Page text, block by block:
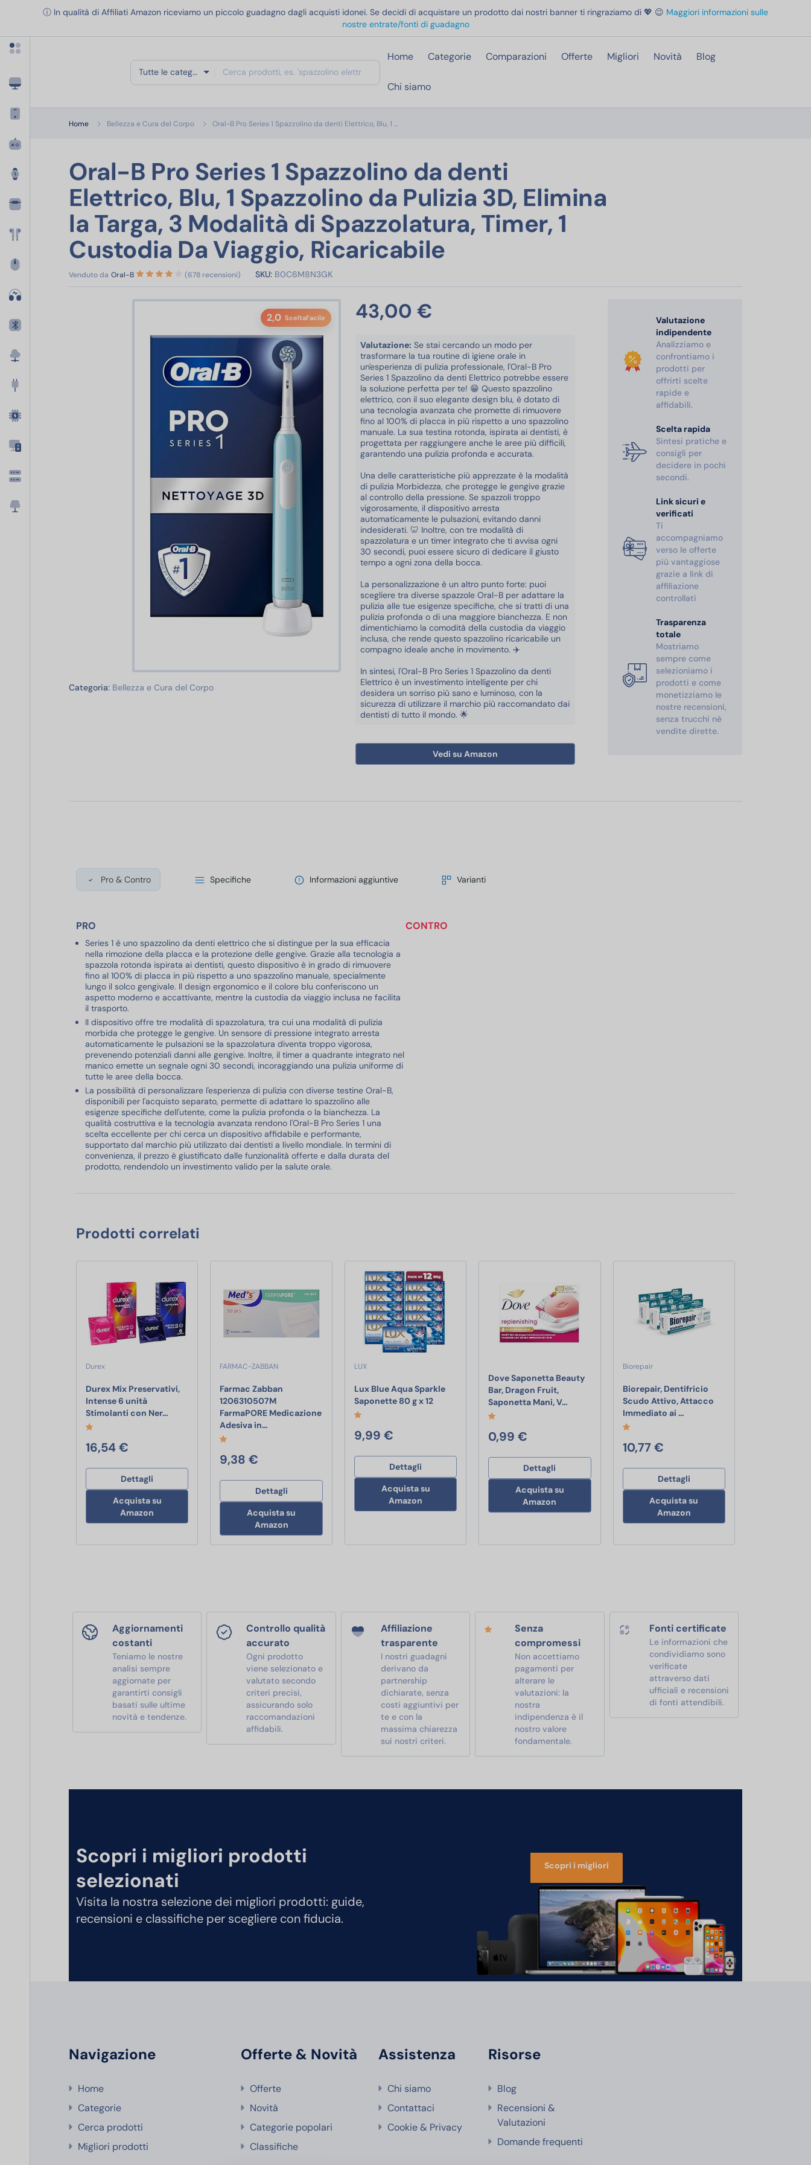
ⓘ In qualità di Affiliati Amazon riceviamo un piccolo guadagno dagli acquisti idonei. Se decidi di acquistare un prodotto dai nostri banner ti ringraziamo di 💖 😉 Maggiori informazioni sulle
nostre entrate/fonti di guadagno
Tutte le categorie
Home Categorie Comparazioni Offerte Migliori Novità Blog
Chi siamo
Apri menu categorie
Home Bellezza e Cura del Corpo Oral-B Pro Series 1 Spazzolino da denti Elettrico, Blu, 1 …
Oral-B Pro Series 1 Spazzolino da denti
Elettrico, Blu, 1 Spazzolino da Pulizia 3D, Elimina
la Targa, 3 Modalità di Spazzolatura, Timer, 1
Custodia Da Viaggio, Ricaricabile
Venduto da Oral-B (678 recensioni) SKU: B0C6M8N3GK
2,0 SceltaFacile
Categoria: Bellezza e Cura del CorpoBellezza e Cura del Corpo
43,00 €
Valutazione: Se stai cercando un modo per
trasformare la tua routine di igiene orale in
un'esperienza di pulizia professionale, l'Oral-B Pro
Series 1 Spazzolino da denti Elettrico potrebbe essere
la soluzione perfetta per te! 😁 Questo spazzolino
elettrico, con il suo elegante design blu, è dotato di
una tecnologia avanzata che promette di rimuovere
fino al 100% di placca in più rispetto a uno spazzolino
manuale. La sua testina rotonda, ispirata ai dentisti, è
progettata per raggiungere anche le aree più difficili,
garantendo una pulizia profonda e accurata.
Una delle caratteristiche più apprezzate è la modalità
di pulizia Morbidezza, che protegge le gengive grazie
al controllo della pressione. Se spazzoli troppo
vigorosamente, il dispositivo arresta
automaticamente le pulsazioni, evitando danni
indesiderati. 🦷 Inoltre, con tre modalità di
spazzolatura e un timer integrato che ti avvisa ogni
30 secondi, puoi essere sicuro di dedicare il giusto
tempo a ogni zona della bocca.
La personalizzazione è un altro punto forte: puoi
scegliere tra diverse spazzole Oral-B per adattare la
pulizia alle tue esigenze specifiche, che si tratti di una
pulizia profonda o di una maggiore bianchezza. E non
dimentichiamo la comodità della custodia da viaggio
inclusa, che rende questo spazzolino ricaricabile un
compagno ideale anche in movimento. ✈️
In sintesi, l'Oral-B Pro Series 1 Spazzolino da denti
Elettrico è un investimento intelligente per chi
desidera un sorriso più sano e luminoso, con la
sicurezza di utilizzare il marchio più raccomandato dai
dentisti di tutto il mondo. 🌟
Vedi su Amazon
Valutazione
indipendente
Analizziamo e
confrontiamo i
prodotti per
offrirti scelte
rapide e
affidabili.
Scelta rapida
Sintesi pratiche e
consigli per
decidere in pochi
secondi.
Link sicuri e
verificati
Ti
accompagniamo
verso le offerte
più vantaggiose
grazie a link di
affiliazione
controllati
Trasparenza
totale
Mostriamo
sempre come
selezioniamo i
prodotti e come
monetizziamo le
nostre recensioni,
senza trucchi né
vendite dirette.
Pro & Contro Specifiche Informazioni aggiuntive Varianti
PRO
Series 1 è uno spazzolino da denti elettrico che si distingue per la sua efficacia
nella rimozione della placca e la protezione delle gengive. Grazie alla tecnologia a
spazzola rotonda ispirata ai dentisti, questo dispositivo è in grado di rimuovere
fino al 100% di placca in più rispetto a uno spazzolino manuale, specialmente
lungo il solco gengivale. Il design ergonomico e il colore blu conferiscono un
aspetto moderno e accattivante, mentre la custodia da viaggio inclusa ne facilita
il trasporto.
Il dispositivo offre tre modalità di spazzolatura, tra cui una modalità di pulizia
morbida che protegge le gengive. Un sensore di pressione integrato arresta
automaticamente le pulsazioni se la spazzolatura diventa troppo vigorosa,
prevenendo potenziali danni alle gengive. Inoltre, il timer a quadrante integrato nel
manico emette un segnale ogni 30 secondi, incoraggiando una pulizia uniforme di
tutte le aree della bocca.
La possibilità di personalizzare l'esperienza di pulizia con diverse testine Oral-B,
disponibili per l'acquisto separato, permette di adattare lo spazzolino alle
esigenze specifiche dell'utente, come la pulizia profonda o la bianchezza. La
qualità costruttiva e la tecnologia avanzata rendono l'Oral-B Pro Series 1 una
scelta eccellente per chi cerca un dispositivo affidabile e performante,
supportato dal marchio più utilizzato dai dentisti a livello mondiale. In termini di
convenienza, il prezzo è giustificato dalle funzionalità offerte e dalla durata del
prodotto, rendendolo un investimento valido per la salute orale.
CONTRO
Prodotti correlati
Durex
Durex Mix Preservativi,
Intense 6 unità
Stimolanti con Ner… Durex Mix Preservativi, Intense 6 unità Stimolanti con Nervature e Gel Stimolante stimolanti per lei + Pleasure Max Vestibilità Regular 6 unità, 12 profilattici
16,54 €
Dettagli
Acquista su
Amazon
FARMAC-ZABBAN
Farmac Zabban
1206310507M
FarmaPORE Medicazione
Adesiva in… Farmac Zabban 1206310507M FarmaPORE Medicazione Adesiva in Cerotto 5 x 7 cm in TNT
9,38 €
Dettagli
Acquista su
Amazon
LUX
Lux Blue Aqua Sparkle
Saponette 80 g x 12Lux Blue Aqua Sparkle Saponette 80 g x 12
9,99 €
Dettagli
Acquista su
Amazon
Dove Saponetta Beauty
Bar, Dragon Fruit,
Saponetta Mani, V… Dove Saponetta Beauty Bar, Dragon Fruit, Saponetta
0,99 €
Dettagli
Acquista su
Amazon
Biorepair
Biorepair, Dentifricio
Scudo Attivo, Attacco
Immediato ai …Biorepair, Dentifricio Scudo
10,77 €
Dettagli
Acquista su
Amazon
Aggiornamenti
costanti
Teniamo le nostre
analisi sempre
aggiornate per
garantirti consigli
basati sulle ultime
novità e tendenze.
Controllo qualità
accurato
Ogni prodotto
viene selezionato e
valutato secondo
criteri precisi,
assicurando solo
raccomandazioni
affidabili.
Affiliazione
trasparente
I nostri guadagni
derivano da
partnership
dichiarate, senza
costi aggiuntivi per
te e con la
massima chiarezza
sui nostri criteri.
Senza
compromessi
Non accettiamo
pagamenti per
alterare le
valutazioni: la
nostra
indipendenza è il
nostro valore
fondamentale.
Fonti certificate
Le informazioni che
condividiamo sono
verificate
attraverso dati
ufficiali e recensioni
di fonti attendibili.
Scopri i migliori prodotti
selezionati
Visita la nostra selezione dei migliori prodotti: guide,
recensioni e classifiche per scegliere con fiducia.
Scopri i migliori
Navigazione
Home
Categorie
Cerca prodotti
Migliori prodotti
Offerte & Novità
Offerte
Novità
Categorie popolari
Classifiche
Assistenza
Chi siamo
Contattaci
Cookie & Privacy
Risorse
Blog
Recensioni &
Valutazioni
Domande frequenti